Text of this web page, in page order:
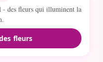
- des fleurs qui illuminent la
fleurs